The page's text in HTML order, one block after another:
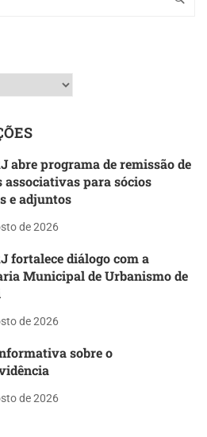
abre programa de remissão de
associativas para sócios
e adjuntos
de 2026
fortalece diálogo com a
Municipal de Urbanismo de
de 2026
sobre o
de 2026